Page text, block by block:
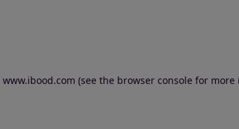
www.ibood.com (see the browser console for